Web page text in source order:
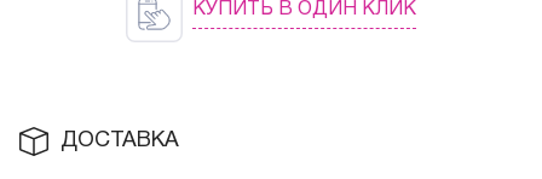
КУПИТЬ В ОДИН КЛИК
ДОСТАВКА